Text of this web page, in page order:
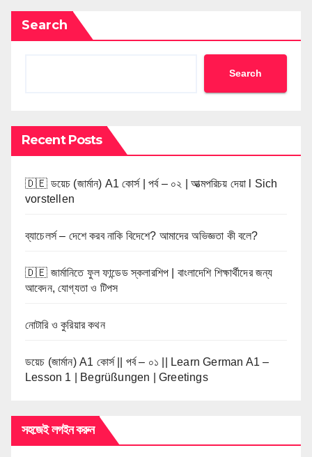
Search
Search
Recent Posts
🇩🇪 ডয়েচ (জার্মান) A1 কোর্স | পর্ব – ০২ | আত্মপরিচয় দেয়া l Sich
vorstellen
ব্যাচেলর্স – দেশে করব নাকি বিদেশে? আমাদের অভিজ্ঞতা কী বলে?
🇩🇪 জার্মানিতে ফুল ফান্ডেড স্কলারশিপ | বাংলাদেশি শিক্ষার্থীদের জন্য
আবেদন, যোগ্যতা ও টিপস
নোটারি ও কুরিয়ার কথন
ডয়েচ (জার্মান) A1 কোর্স || পর্ব – ০১ || Learn German A1 –
Lesson 1 | Begrüßungen | Greetings
সহজেই লগইন করুন